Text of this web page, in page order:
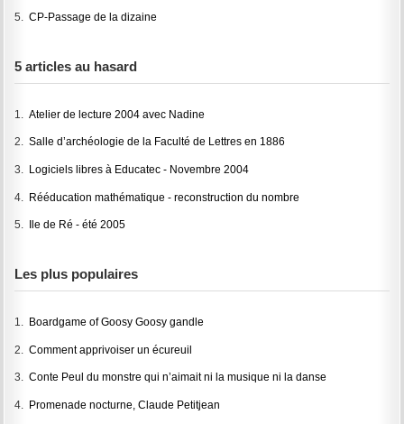
5.CP-Passage de la dizaine
5 articles au hasard
1.Atelier de lecture 2004 avec Nadine
2.Salle d’archéologie de la Faculté de Lettres en 1886
3. Logiciels libres à Educatec - Novembre 2004
4. Rééducation mathématique - reconstruction du nombre
5. Ile de Ré - été 2005
Les plus populaires
1. Boardgame of Goosy Goosy gandle
2.Comment apprivoiser un écureuil
3.Conte Peul du monstre qui n’aimait ni la musique ni la danse
4. Promenade nocturne, Claude Petitjean